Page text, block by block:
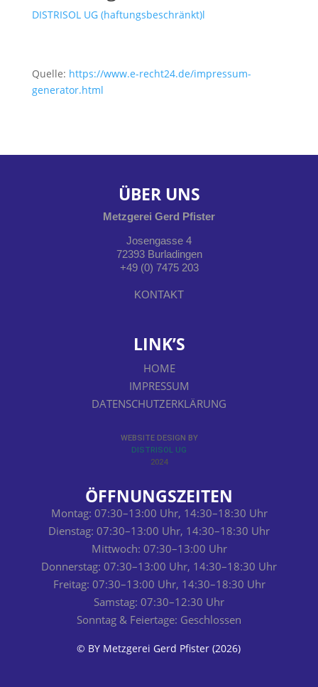
DISTRISOL UG (haftungsbeschränkt)l
Quelle: https://www.e-recht24.de/impressum-
generator.html
ÜBER UNS
Metzgerei Gerd Pfister
Josengasse 4
72393 Burladingen
+49 (0) 7475 203
KONTAKT
LINK’S
HOME
IMPRESSUM
DATENSCHUTZERKLÄRUNG
WEBSITE DESIGN BY
DISTRISOL UG
2024
ÖFFNUNGSZEITEN
Montag: 07:30–13:00 Uhr, 14:30–18:30 Uhr
Dienstag: 07:30–13:00 Uhr, 14:30–18:30 Uhr
Mittwoch: 07:30–13:00 Uhr
Donnerstag: 07:30–13:00 Uhr, 14:30–18:30 Uhr
Freitag: 07:30–13:00 Uhr, 14:30–18:30 Uhr
Samstag: 07:30–12:30 Uhr
Sonntag & Feiertage: Geschlossen
© BY Metzgerei Gerd Pfister (2026)